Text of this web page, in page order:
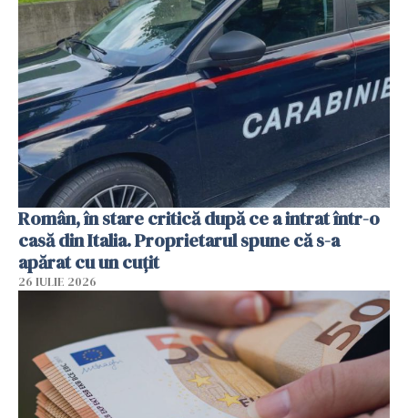
Român, în stare critică după ce a intrat într-o
casă din Italia. Proprietarul spune că s-a
apărat cu un cuțit
26 IULIE 2026